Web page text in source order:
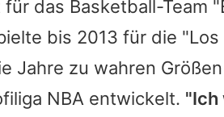
das Basketball-Team
bis 2013 für die "Los
Jahre zu wahren
NBA entwickelt. "Ich